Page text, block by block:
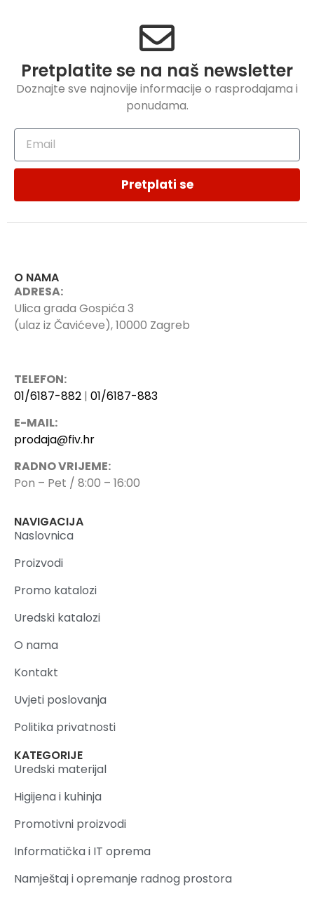
Pretplatite se na naš newsletter
Doznajte sve najnovije informacije o rasprodajama i
ponudama.
Pretplati se
O NAMA
ADRESA:
Ulica grada Gospića 3
(ulaz iz Čavićeve), 10000 Zagreb
TELEFON:
01/6187-882 | 01/6187-883
E-MAIL:
prodaja@fiv.hr
RADNO VRIJEME:
Pon – Pet / 8:00 – 16:00
NAVIGACIJA
Naslovnica
Proizvodi
Promo katalozi
Uredski katalozi
O nama
Kontakt
Uvjeti poslovanja
Politika privatnosti
KATEGORIJE
Uredski materijal
Higijena i kuhinja
Promotivni proizvodi
Informatička i IT oprema
Namještaj i opremanje radnog prostora